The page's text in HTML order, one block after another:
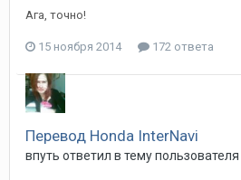
Ага, точно!
15 ноября 2014 172 ответа
Перевод Honda InterNavi
впуть ответил в тему пользователя